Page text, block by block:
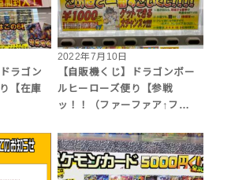
ラゴン
【在庫
2022年7月10日
【自販機くじ】ドラゴンボー
ルヒーローズ便り【参戦
ッ！！（ファーファア↑フ…